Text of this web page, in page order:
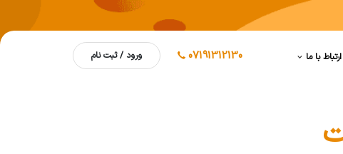
ارتباط با ما 07191312130 ورود / ثبت نام